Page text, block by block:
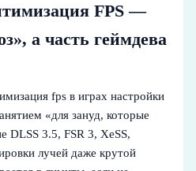
FPS —
а часть геймдева
fps в играх настройки
«для зануд, которые
DLSS 3.5, FSR 3, XeSS,
лучей даже крутой